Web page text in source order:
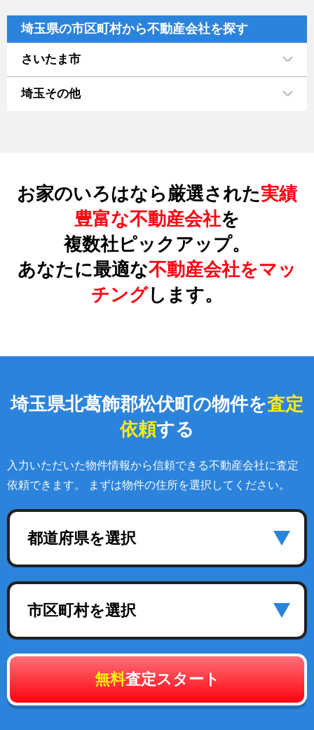
埼玉県の市区町村から不動産会社を探す
さいたま市
埼玉その他
お家のいろはなら厳選された実績
豊富な不動産会社を
複数社ピックアップ。
あなたに最適な不動産会社をマッ
チングします。
埼玉県北葛飾郡松伏町の物件を査定
依頼する
入力いただいた物件情報から信頼できる不動産会社に査定
依頼できます。 まずは物件の住所を選択してください。
都道府県を選択
市区町村を選択
無料査定スタート